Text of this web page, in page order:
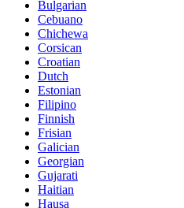
Bulgarian
Cebuano
Chichewa
Corsican
Croatian
Dutch
Estonian
Filipino
Finnish
Frisian
Galician
Georgian
Gujarati
Haitian
Hausa